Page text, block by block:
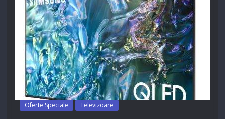
Oferte Speciale Televizoare